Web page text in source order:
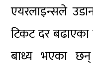
एयरलाइन्सले
टिकट दर बढाएका
बाध्य भएका छन्